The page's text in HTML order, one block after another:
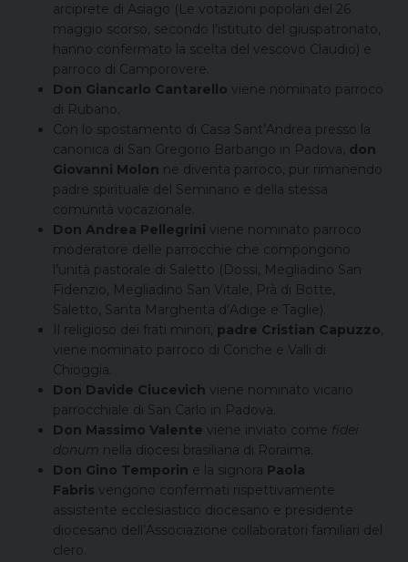
arciprete di Asiago (Le votazioni popolari del 26
maggio scorso, secondo l’istituto del giuspatronato,
hanno confermato la scelta del vescovo Claudio) e
parroco di Camporovere.
Don Giancarlo Cantarello viene nominato parroco
di Rubano.
Con lo spostamento di Casa Sant’Andrea presso la
canonica di San Gregorio Barbarigo in Padova, don
Giovanni Molon ne diventa parroco, pur rimanendo
padre spirituale del Seminario e della stessa
comunità vocazionale.
Don Andrea Pellegrini viene nominato parroco
moderatore delle parrocchie che compongono
l’unità pastorale di Saletto (Dossi, Megliadino San
Fidenzio, Megliadino San Vitale, Prà di Botte,
Saletto, Santa Margherita d’Adige e Taglie).
Il religioso dei frati minori, padre Cristian Capuzzo,
viene nominato parroco di Conche e Valli di
Chioggia.
Don Davide Ciucevich viene nominato vicario
parrocchiale di San Carlo in Padova.
Don Massimo Valente viene inviato come fidei
donum nella diocesi brasiliana di Roraima.
Don Gino Temporin e la signora Paola
Fabris vengono confermati rispettivamente
assistente ecclesiastico diocesano e presidente
diocesano dell’Associazione collaboratori familiari del
clero.